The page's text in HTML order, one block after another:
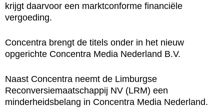
krijgt daarvoor een marktconforme financiële
vergoeding.
Concentra brengt de titels onder in het nieuw
opgerichte Concentra Media Nederland B.V.
Naast Concentra neemt de Limburgse
Reconversiemaatschappij NV (LRM) een
minderheidsbelang in Concentra Media Nederland.